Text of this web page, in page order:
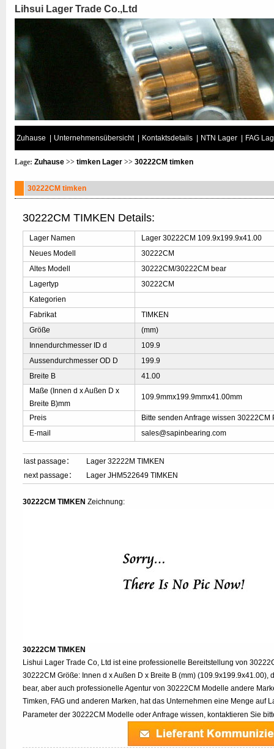
Lihsui Lager Trade Co.,Ltd
Zuhause Unternehmensübersicht Kontaktsdetails NTN Lager FAG
Lage: Zuhause >> timken Lager >> 30222CM timken
30222CM timken
30222CM TIMKEN Details:
Lager Namen
Lager 30222CM 109.9x199.9x41.00
Neues Modell
30222CM
Altes Modell
30222CM/30222CM bear
Lagertyp
30222CM
Kategorien
Fabrikat
TIMKEN
Größe
(mm)
Innendurchmesser ID d
109.9
Aussendurchmesser OD D
199.9
Breite B
41.00
Maße (Innen d x Außen D x
Breite B)mm
109.9mmx199.9mmx41.00mm
Preis
Bitte senden Anfrage wissen 30222CM
E-mail
sales@sapinbearing.com
last passage：
Lager 32222M TIMKEN
next passage：
Lager JHM522649 TIMKEN
30222CM TIMKEN Zeichnung:
30222CM TIMKEN
Lishui Lager Trade Co, Ltd ist eine professionelle Bereitstellung von
30222CM Größe: Innen d x Außen D x Breite B (mm) (109.9x199.9x41.00),
bear, aber auch professionelle Agentur von 30222CM Modelle andere
Timken, FAG und anderen Marken, hat das Unternehmen eine Menge auf
Parameter der 30222CM Modelle oder Anfrage wissen, kontaktieren Sie